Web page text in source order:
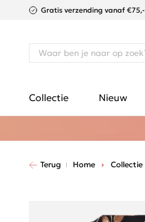
Gratis verzending vanaf €75,-
Collectie Nieuw
Terug Home Collectie